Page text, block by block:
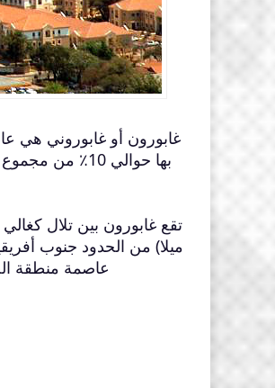
ميلا) من الحدود جنوب
عاصمة منطقة